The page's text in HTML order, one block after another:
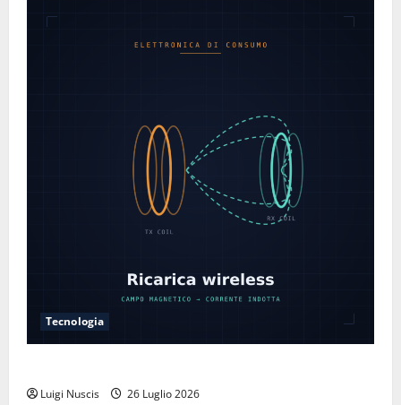
Tecnologia
Luigi Nuscis 26 Luglio 2026